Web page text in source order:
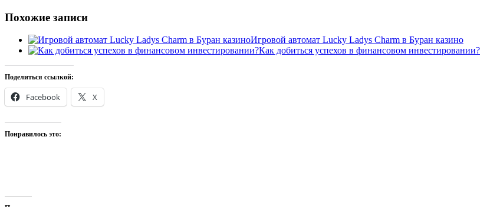
Похожие записи
Игровой автомат Lucky Ladys Charm в Буран казино
Как добиться успехов в финансовом инвестировании?
Поделиться ссылкой:
Facebook X
Понравилось это: